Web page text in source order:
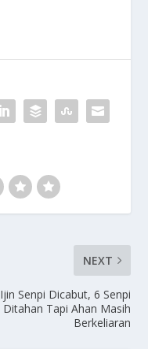
NEXT
Ijin Senpi Dicabut, 6 Senpi
Ditahan Tapi Ahan Masih
Berkeliaran